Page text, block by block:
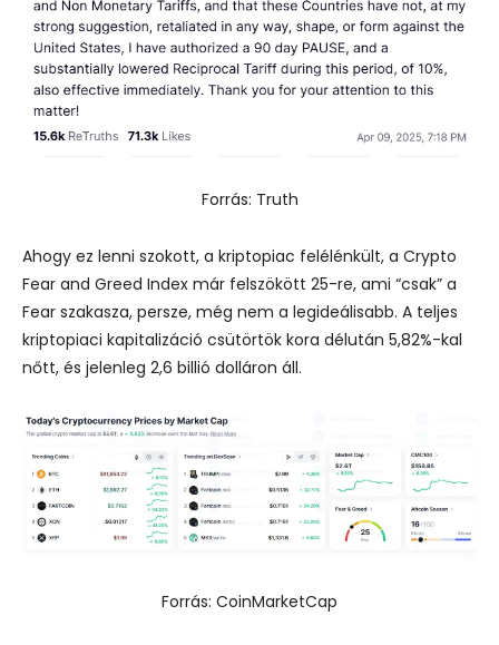
Forrás: Truth
Ahogy ez lenni szokott, a kriptopiac felélénkült, a Crypto
Fear and Greed Index már felszökött 25-re, ami “csak” a
Fear szakasza, persze, még nem a legideálisabb. A teljes
kriptopiaci kapitalizáció csütörtök kora délután 5,82%-kal
nőtt, és jelenleg 2,6 billió dolláron áll.
Forrás: CoinMarketCap